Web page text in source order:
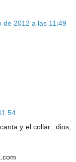
de 2012 a las 11:49
y el collar...dios,